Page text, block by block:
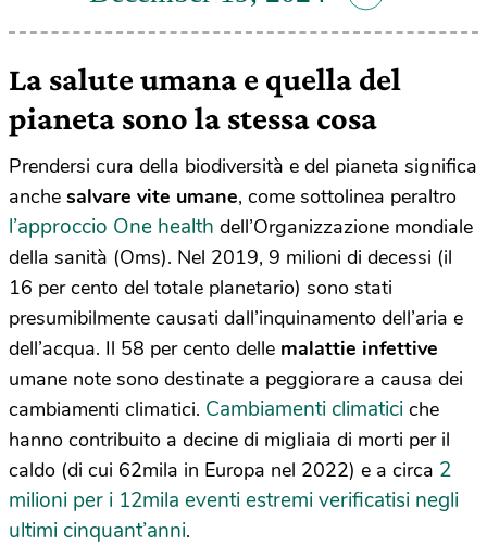
La salute umana e quella del
pianeta sono la stessa cosa
Prendersi cura della biodiversità e del pianeta significa
anche salvare vite umane, come sottolinea peraltro
l’approccio One health dell’Organizzazione mondiale
della sanità (Oms). Nel 2019, 9 milioni di decessi (il
16 per cento del totale planetario) sono stati
presumibilmente causati dall’inquinamento dell’aria e
dell’acqua. Il 58 per cento delle malattie infettive
umane note sono destinate a peggiorare a causa dei
cambiamenti climatici. Cambiamenti climatici che
hanno contribuito a decine di migliaia di morti per il
caldo (di cui 62mila in Europa nel 2022) e a circa 2
milioni per i 12mila eventi estremi verificatisi negli
ultimi cinquant’anni.